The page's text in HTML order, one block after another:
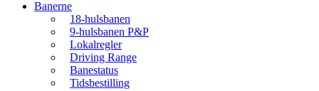
Banerne
18-hulsbanen
9-hulsbanen P&P
Lokalregler
Driving Range
Banestatus
Tidsbestilling